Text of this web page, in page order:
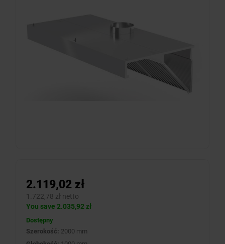
2.119,02 zł
1.722,78 zł netto
You save 2.035,92 zł
Dostępny
Szerokość: 2000 mm